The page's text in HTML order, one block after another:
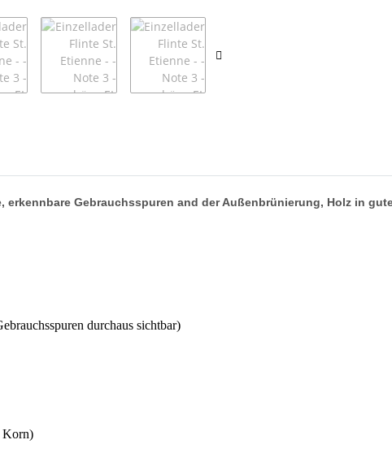
erkennbare Gebrauchsspuren and der Außenbrünierung, Holz in
durchaus sichtbar)
Korn)